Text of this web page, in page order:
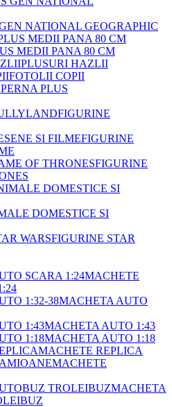
NATIONAL GEOGRAPHIC
MEDII PANA 80 CM
PLUSURI HAZLII
FOTOLII COPII
PERNA PLUS
FIGURINE
FIGURINE
FIGURINE
DOMESTICE SI
FIGURINE STAR
MACHETE
MACHETA AUTO
MACHETA AUTO 1:43
MACHETA AUTO 1:18
MACHETE REPLICA
MACHETE
MACHETA